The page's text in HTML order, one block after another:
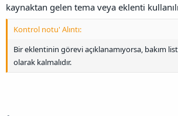
kaynaktan gelen tema veya eklenti
Kontrol notu' Alıntı:
Bir eklentinin görevi açıklanamıyorsa, bakım
olarak kalmalıdır.